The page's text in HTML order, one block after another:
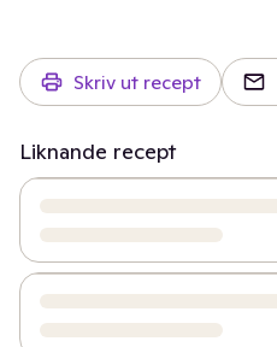
Skriv ut recept
Liknande recept